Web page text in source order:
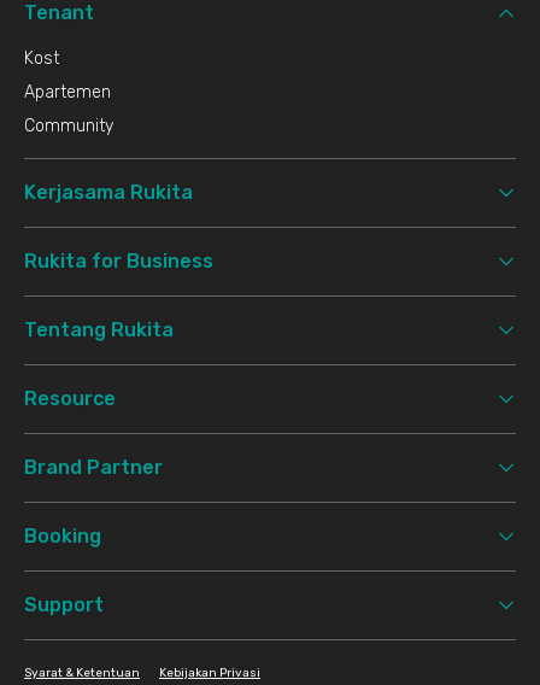
Tenant
Kost
Apartemen
Community
Kerjasama Rukita
Rukita for Business
Tentang Rukita
Resource
Brand Partner
Booking
Support
Syarat & Ketentuan Kebijakan Privasi